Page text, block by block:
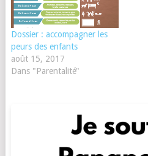
Dossier : accompagner les
peurs des enfants
août 15, 2017
Dans "Parentalité"